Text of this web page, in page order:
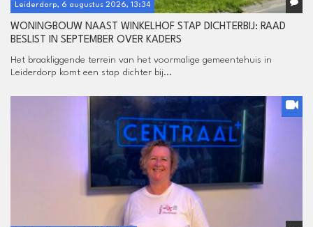
Leiderdorp, 6 augustus 2026, 13:34
WONINGBOUW NAAST WINKELHOF STAP DICHTERBIJ: RAAD
BESLIST IN SEPTEMBER OVER KADERS
Het braakliggende terrein van het voormalige gemeentehuis in
Leiderdorp komt een stap dichter bij...